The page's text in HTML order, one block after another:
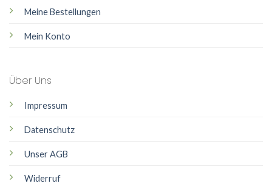
Meine Bestellungen
Mein Konto
Über Uns
Impressum
Datenschutz
Unser AGB
Widerruf